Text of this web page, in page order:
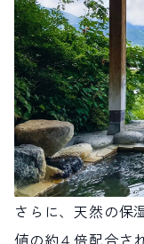
さらに、天然の保
値の約４倍配合さ